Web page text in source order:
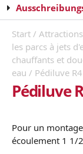
Start /
les parcs à jets
chauffants et
eau / Pédiluve
Pédiluve
Pour un
écoulement 1 1/